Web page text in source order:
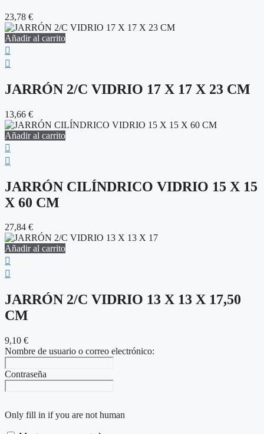
23,78 €
Añadir al carrito
JARRÓN 2/C VIDRIO 17 X 17 X 23 CM
13,66 €
Añadir al carrito
JARRÓN CILÍNDRICO VIDRIO 15 X 15
X 60 CM
27,84 €
Añadir al carrito
JARRÓN 2/C VIDRIO 13 X 13 X 17,50
CM
9,10 €
Nombre de usuario o correo electrónico:
Contraseña
Only fill in if you are not human